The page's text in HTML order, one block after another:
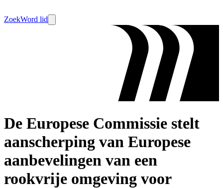
ZoekWord lid
De Europese Commissie stelt
aanscherping van Europese
aanbevelingen van een
rookvrije omgeving voor